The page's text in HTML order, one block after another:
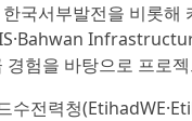
국서부발전을 비롯
경험을 바탕으로 프로
수전력청